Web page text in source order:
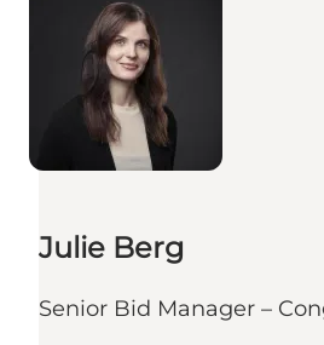
Turismeviden
Om Wonderful
Julie Berg
Senior Bid Manager –